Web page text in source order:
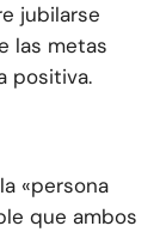
jubilarse
las metas
positiva.
«persona
que ambos